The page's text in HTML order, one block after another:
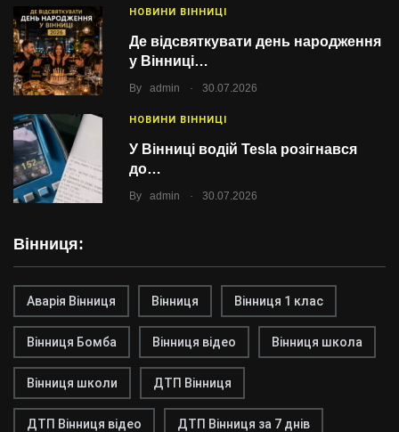
НОВИНИ ВІННИЦІ
Де відсвяткувати день народження
у Вінниці…
By admin . 30.07.2026
НОВИНИ ВІННИЦІ
У Вінниці водій Tesla розігнався
до…
By admin . 30.07.2026
Вінниця:
Аварія Вінниця Вінниця Вінниця 1 клас
Вінниця Бомба Вінниця відео Вінниця школа
Вінниця школи ДТП Вінниця
ДТП Вінниця відео ДТП Вінниця за 7 днів